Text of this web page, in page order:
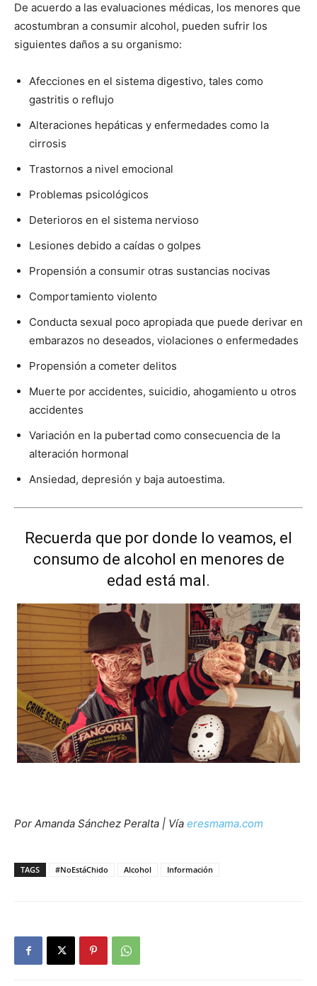
De acuerdo a las evaluaciones médicas, los menores que
acostumbran a consumir alcohol, pueden sufrir los
siguientes daños a su organismo:
Afecciones en el sistema digestivo, tales como
gastritis o reflujo
Alteraciones hepáticas y enfermedades como la
cirrosis
Trastornos a nivel emocional
Problemas psicológicos
Deterioros en el sistema nervioso
Lesiones debido a caídas o golpes
Propensión a consumir otras sustancias nocivas
Comportamiento violento
Conducta sexual poco apropiada que puede derivar en
embarazos no deseados, violaciones o enfermedades
Propensión a cometer delitos
Muerte por accidentes, suicidio, ahogamiento u otros
accidentes
Variación en la pubertad como consecuencia de la
alteración hormonal
Ansiedad, depresión y baja autoestima.
Recuerda que por donde lo veamos, el
consumo de alcohol en menores de
edad está mal.
Por Amanda Sánchez Peralta | Vía eresmama.com
TAGS #NoEstáChido Alcohol Información